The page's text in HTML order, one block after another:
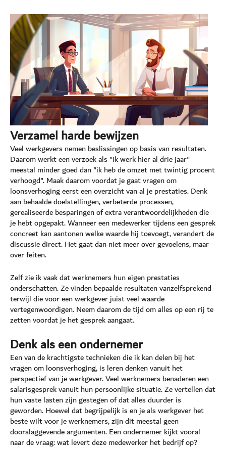
Verzamel harde bewijzen
Veel werkgevers nemen beslissingen op basis van resultaten.
Daarom werkt een verzoek als "ik werk hier al drie jaar"
meestal minder goed dan "ik heb de omzet met twintig procent
verhoogd". Maak daarom voordat je gaat vragen om
loonsverhoging eerst een overzicht van al je prestaties. Denk
aan behaalde doelstellingen, verbeterde processen,
gerealiseerde besparingen of extra verantwoordelijkheden die
je hebt opgepakt. Wanneer een medewerker tijdens een gesprek
concreet kan aantonen welke waarde hij toevoegt, verandert de
discussie direct. Het gaat dan niet meer over gevoelens, maar
over feiten.
Zelf zie ik vaak dat werknemers hun eigen prestaties
onderschatten. Ze vinden bepaalde resultaten vanzelfsprekend
terwijl die voor een werkgever juist veel waarde
vertegenwoordigen. Neem daarom de tijd om alles op een rij te
zetten voordat je het gesprek aangaat.
Denk als een ondernemer
Een van de krachtigste technieken die ik kan delen bij het
vragen om loonsverhoging, is leren denken vanuit het
perspectief van je werkgever. Veel werknemers benaderen een
salarisgesprek vanuit hun persoonlijke situatie. Ze vertellen dat
hun vaste lasten zijn gestegen of dat alles duurder is
geworden. Hoewel dat begrijpelijk is en je als werkgever het
beste wilt voor je werknemers, zijn dit meestal geen
doorslaggevende argumenten. Een ondernemer kijkt vooral
naar de vraag: wat levert deze medewerker het bedrijf op?